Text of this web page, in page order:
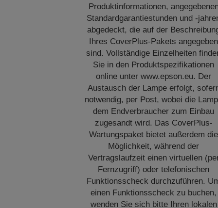
Produktinformationen,
Standardgarantiestunden und -
abgedeckt, die auf der
Ihres CoverPlus-Pakets angegeben
sind. Vollständige Einzelheiten
Sie in den Produktspezifikationen
online unter www.epson.eu. Der
Austausch der Lampe erfolgt,
notwendig, per Post, wobei die
dem Endverbraucher zum Einbau
zugesandt wird. Das CoverPlus-
Wartungspaket bietet außerdem die
Möglichkeit, während der
Vertragslaufzeit einen virtuellen
Fernzugriff) oder telefonischen
Funktionsscheck durchzuführen.
einen Funktionsscheck zu buchen,
wenden Sie sich bitte Ihren lokalen